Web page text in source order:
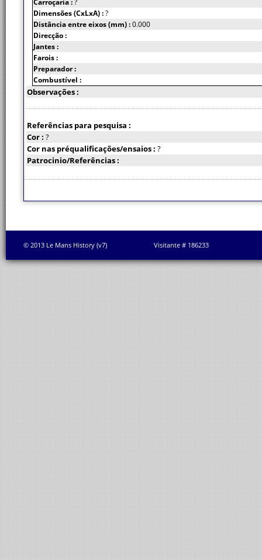
Carroçaria :?
Dimensões (CxLxA) :?
Distância entre eixos (mm) :0.000
Direcção :
Jantes :
Farois :
Preparador :
Combustível :
Observações :
Referências para pesquisa :
Cor : ?
Cor nas préqualificações/ensaios : ?
Patrocinio/Referências :
© 2013 Le Mans History (v7) Visitante # 186233